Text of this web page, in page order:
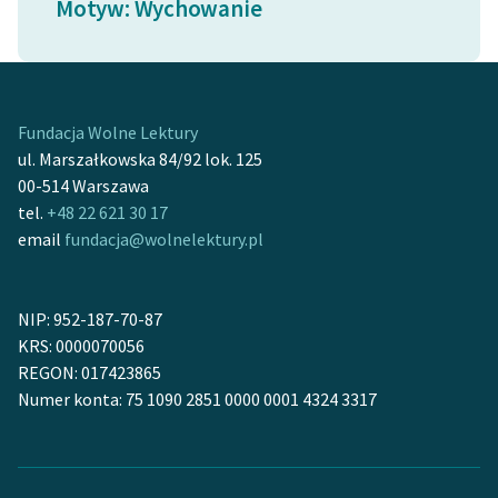
Ręce pełne poezji
Kolekcje edukacyjne
lektur szkolnych oraz
Starego Testamentu
Odkurzamy bohaterów
Szkoła Poezji Wolnych
O nas
Kontakt
Zespół
Motyw: Wychowanie
Fundacja Wolne Lektury
ul. Marszałkowska 84/92 lok. 125
00-514 Warszawa
tel. +48 22 621 30 17
email fundacja@wolnelektury.pl
NIP: 952-187-70-87
KRS: 0000070056
REGON: 017423865
Numer konta: 75 1090 2851 0000 0001 4324 3317